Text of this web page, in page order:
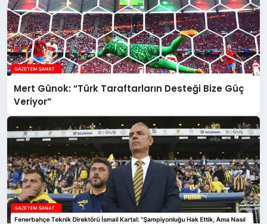
Mert Günok: “Türk Taraftarların Desteği Bize Güç
Veriyor”